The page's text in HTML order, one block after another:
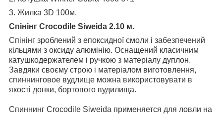
3. Жилка 3D 100м.
Спінінг Crocodile Siweida 2.10 м.
Спінінг зроблений з епоксидної смоли і забезпечений
кільцями з оксиду алюмінію. Оснащений класичним
катушкодержателем і ручкою з матеріалу дуплон.
Завдяки своєму строю і матеріалом виготовлення,
спиннинговое вудлище можна використовувати в
якості донки, бортового вудилища.
Спиннинг Crocodile Siweida применяется для ловли на